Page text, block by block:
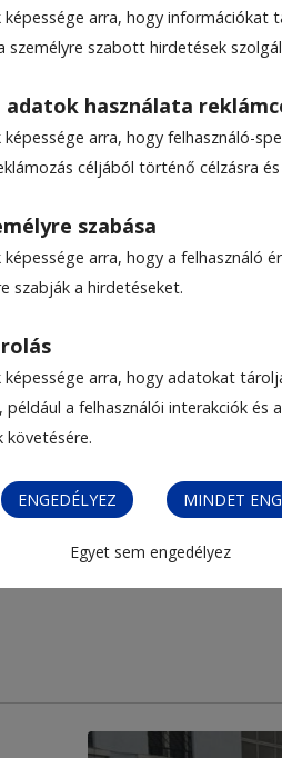
képessége arra, hogy információkat
személyre szabott hirdetések
adatok használata
képessége arra, hogy felhasználó-
céljából történő célzásra
szabása
arra, hogy a felhasználó
szabják a hirdetéseket.
képessége arra, hogy adatokat
például a felhasználói interakciók és
követésére.
ENGEDÉLYEZ MINDET
Egyet sem engedélyez